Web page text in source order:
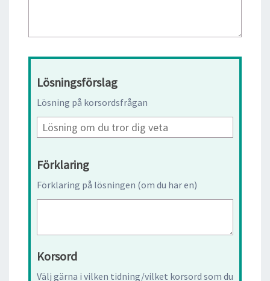
Lösningsförslag
Lösning på korsordsfrågan
Förklaring
Förklaring på lösningen (om du har en)
Korsord
Välj gärna i vilken tidning/vilket korsord som du